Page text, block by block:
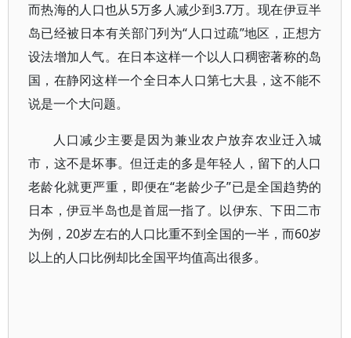
而热海的人口也从5万多人减少到3.7万。现在伊豆半
岛已经被日本有关部门列为“人口过疏”地区，正想方
设法增加人气。在日本这样一个以人口稠密著称的岛
国，在静冈这样一个全日本人口第七大县，这不能不
说是一个大问题。
人口减少主要是因为兼业农户放弃农业迁入城
市，这不是坏事。但迁走的多是年轻人，留下的人口
老龄化就更严重，即便在“老龄少子”已是全国趋势的
日本，伊豆半岛也是首屈一指了。以伊东、下田二市
为例，20岁左右的人口比重不到全国的一半，而60岁
以上的人口比例却比全国平均值高出很多。